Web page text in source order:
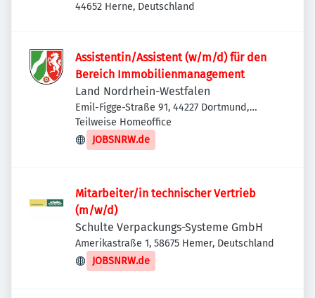
44652 Herne, Deutschland
Assistentin/Assistent (w/m/d) für den
Bereich Immobilienmanagement
Land Nordrhein-Westfalen
Emil-Figge-Straße 91, 44227 Dortmund,
Deutschland
Teilweise Homeoffice
JOBSNRW.de
Mitarbeiter/in technischer Vertrieb
(m/w/d)
Schulte Verpackungs-Systeme GmbH
Amerikastraße 1, 58675 Hemer, Deutschland
JOBSNRW.de